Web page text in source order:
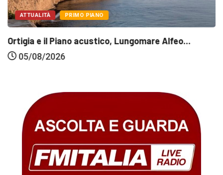
ATTUALITÀ PRIMO PIANO
Ortigia e il Piano acustico, Lungomare Alfeo...
05/08/2026